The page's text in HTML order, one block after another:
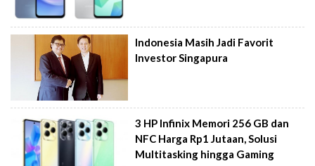
Indonesia Masih Jadi Favorit
Investor Singapura
3 HP Infinix Memori 256 GB dan
NFC Harga Rp1 Jutaan, Solusi
Multitasking hingga Gaming